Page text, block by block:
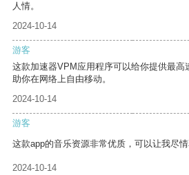
人情。
2024-10-14
游客
这款加速器VPM应用程序可以给你提供最高
助你在网络上自由移动。
2024-10-14
游客
这款app的音乐资源非常优质，可以让我尽情
2024-10-14